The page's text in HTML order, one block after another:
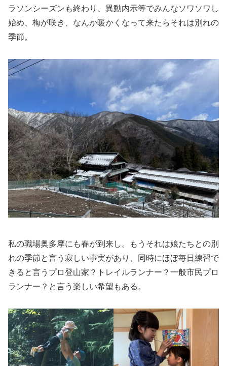
ラソンシーズンも終わり、異動内示等でみんなソワソワし
始め、梅が咲き、なんか暖かくなって来たらそれは別れの
季節。
私の職場奥多摩にも春が到来し。もうそれは娘たちとの別
れの季節と言う寂しい事実があり、同時にほぼ毎日練習で
きると言うプロ登山家？トレイルランナー？一般市民プロ
ランナー？と言う楽しい希望もある。